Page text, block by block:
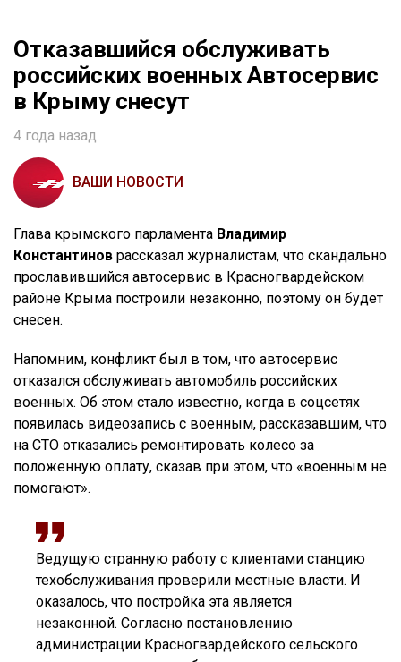
Отказавшийся обслуживать
российских военных Автосервис
в Крыму снесут
4 года назад
ВАШИ НОВОСТИ
Глава крымского парламента Владимир
Константинов рассказал журналистам, что скандально
прославившийся автосервис в Красногвардейском
районе Крыма построили незаконно, поэтому он будет
снесен.
Напомним, конфликт был в том, что автосервис
отказался обслуживать автомобиль российских
военных. Об этом стало известно, когда в соцсетях
появилась видеозапись с военным, рассказавшим, что
на СТО отказались ремонтировать колесо за
положенную оплату, сказав при этом, что «военным не
помогают».
Ведущую странную работу с клиентами станцию
техобслуживания проверили местные власти. И
оказалось, что постройка эта является
незаконной. Согласно постановлению
администрации Красногвардейского сельского